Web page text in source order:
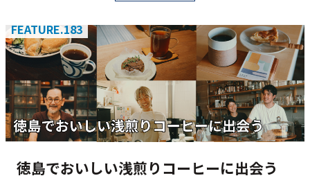
FEATURE.183
徳島でおいしい浅煎りコーヒーに出会う